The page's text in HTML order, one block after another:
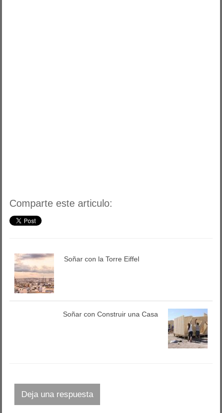
Comparte este articulo:
Soñar con la Torre Eiffel
Soñar con Construir una Casa
Deja una respuesta